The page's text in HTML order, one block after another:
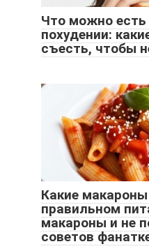
Что можно есть
похудении:
съесть, чтобы
Какие
правильном
макароны и не
советов